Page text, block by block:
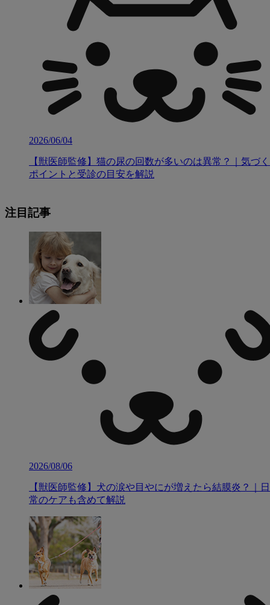
2026/06/04
【獣医師監修】猫の尿の回数が多いのは異常？｜気づく
ポイントと受診の目安を解説
注目記事
2026/08/06
【獣医師監修】犬の涙や目やにが増えたら結膜炎？｜日
常のケアも含めて解説